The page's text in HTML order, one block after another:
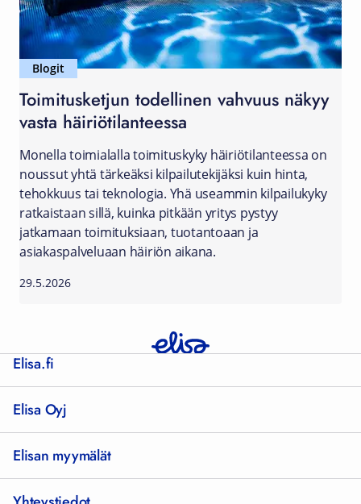
Blogit
Toimitusketjun todellinen vahvuus näkyy
vasta häiriötilanteessa
Monella toimialalla toimituskyky häiriötilanteessa on
noussut yhtä tärkeäksi kilpailutekijäksi kuin hinta,
tehokkuus tai teknologia. Yhä useammin kilpailukyky
ratkaistaan sillä, kuinka pitkään yritys pystyy
jatkamaan toimituksiaan, tuotantoaan ja
asiakaspalveluaan häiriön aikana.
29.5.2026
Elisa.fi
Elisa Oyj
Elisan myymälät